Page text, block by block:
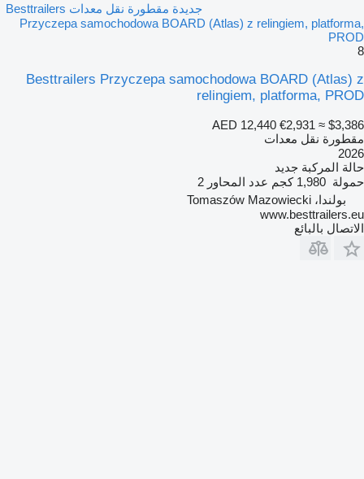
جديدة مقطورة نقل معدات Besttrailers
Przyczepa samochodowa BOARD (Atlas) z relingiem, platforma,
PROD
8
Besttrailers Przyczepa samochodowa BOARD (Atlas) z
relingiem, platforma, PROD
AED 12,440 €2,931 ≈ $3,386
مقطورة نقل معدات
2026
حالة المركبة جديد
حمولة 1,980 كجم عدد المحاور 2
بولندا، Tomaszów Mazowiecki
www.besttrailers.eu
الاتصال بالبائع